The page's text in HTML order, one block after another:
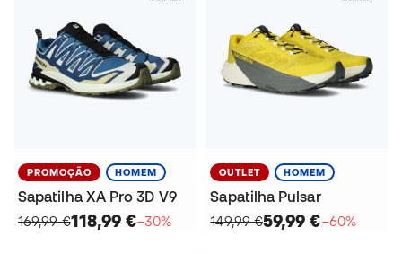
PROMOÇÃO HOMEM
Sapatilha XA Pro 3D V9
169,99 €118,99 €−30%
OUTLET HOMEM
Sapatilha Pulsar
149,99 €59,99 €−60%